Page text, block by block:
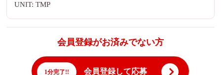
UNIT: TMP
会員登録がお済みでない方
1分完了!! 会員登録して応募